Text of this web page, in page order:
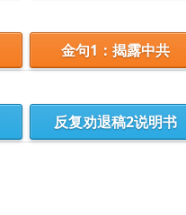
金句1：揭露中共
反复劝退稿2说明书